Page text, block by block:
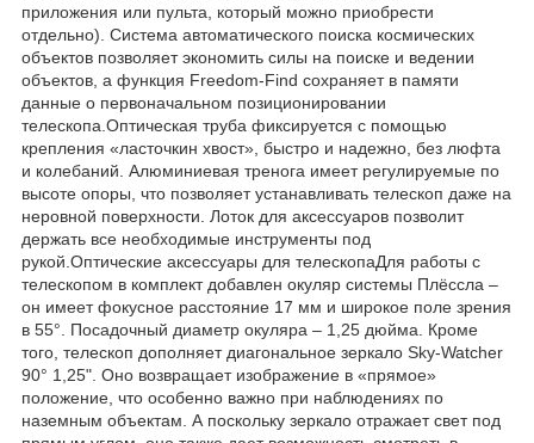
приложения или пульта, который можно приобрести
отдельно). Система автоматического поиска космических
объектов позволяет экономить силы на поиске и ведении
объектов, а функция Freedom-Find сохраняет в памяти
данные о первоначальном позиционировании
телескопа.Оптическая труба фиксируется с помощью
крепления «ласточкин хвост», быстро и надежно, без люфта
и колебаний. Алюминиевая тренога имеет регулируемые по
высоте опоры, что позволяет устанавливать телескоп даже на
неровной поверхности. Лоток для аксессуаров позволит
держать все необходимые инструменты под
рукой.Оптические аксессуары для телескопаДля работы с
телескопом в комплект добавлен окуляр системы Плёссла –
он имеет фокусное расстояние 17 мм и широкое поле зрения
в 55°. Посадочный диаметр окуляра – 1,25 дюйма. Кроме
того, телескоп дополняет диагональное зеркало Sky-Watcher
90° 1,25". Оно возвращает изображение в «прямое»
положение, что особенно важно при наблюдениях по
наземным объектам. А поскольку зеркало отражает свет под